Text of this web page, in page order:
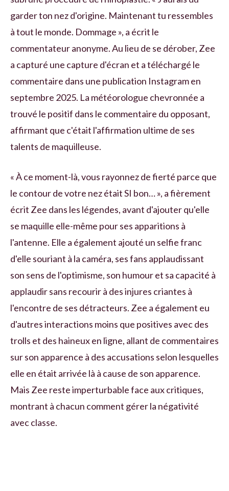
garder ton nez d'origine. Maintenant tu ressembles
à tout le monde. Dommage », a écrit le
commentateur anonyme. Au lieu de se dérober, Zee
a capturé une capture d'écran et a téléchargé le
commentaire dans une publication Instagram en
septembre 2025. La météorologue chevronnée a
trouvé le positif dans le commentaire du opposant,
affirmant que c'était l'affirmation ultime de ses
talents de maquilleuse.
« À ce moment-là, vous rayonnez de fierté parce que
le contour de votre nez était SI bon… », a fièrement
écrit Zee dans les légendes, avant d'ajouter qu'elle
se maquille elle-même pour ses apparitions à
l'antenne. Elle a également ajouté un selfie franc
d'elle souriant à la caméra, ses fans applaudissant
son sens de l'optimisme, son humour et sa capacité à
applaudir sans recourir à des injures criantes à
l'encontre de ses détracteurs. Zee a également eu
d'autres interactions moins que positives avec des
trolls et des haineux en ligne, allant de commentaires
sur son apparence à des accusations selon lesquelles
elle en était arrivée là à cause de son apparence.
Mais Zee reste imperturbable face aux critiques,
montrant à chacun comment gérer la négativité
avec classe.